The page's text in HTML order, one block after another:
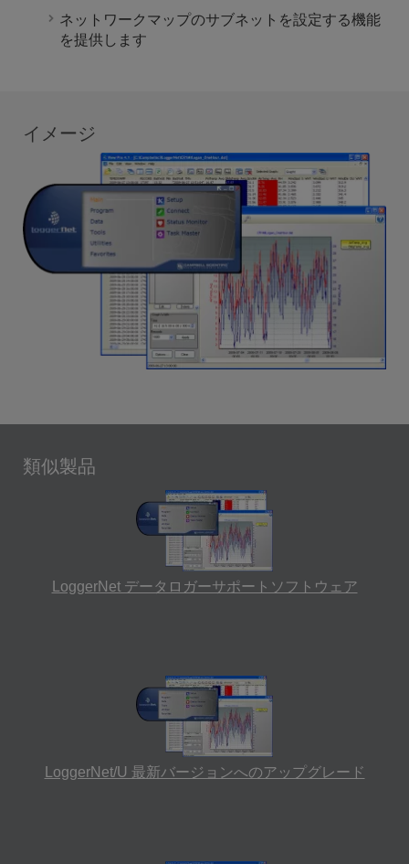
ネットワークマップのサブネットを設定する機能
を提供します
イメージ
類似製品
LoggerNet データロガーサポートソフトウェア
LoggerNet/U 最新バージョンへのアップグレード